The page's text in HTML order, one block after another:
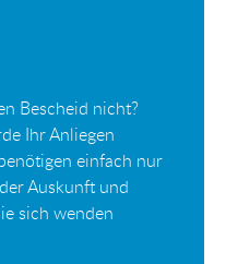
Bescheid nicht?
Ihr Anliegen
einfach nur
Auskunft und
sich wenden